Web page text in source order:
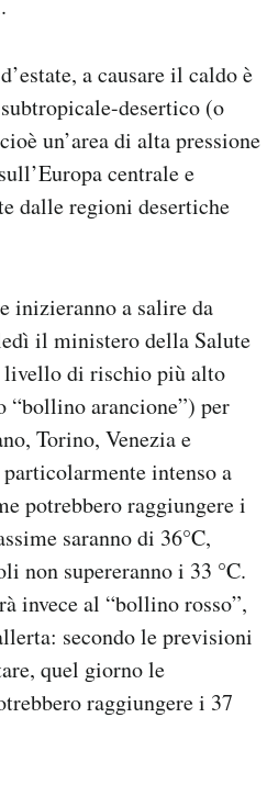
a causare il caldo è
desertico (o
un’area di alta pressione
centrale e
dalle regioni desertiche
inizieranno a salire da
il ministero della Salute
livello di rischio più alto
arancione”) per
Torino, Venezia e
intenso a
potrebbero raggiungere i
saranno di 36°C,
non supereranno i 33 °C.
invece al “bollino rosso”,
secondo le previsioni
quel giorno le
raggiungere i 37